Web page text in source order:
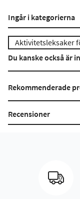
Ingår i kategorierna
Aktivitetsleksaker
Du kanske också är
Rekommenderade
Recensioner